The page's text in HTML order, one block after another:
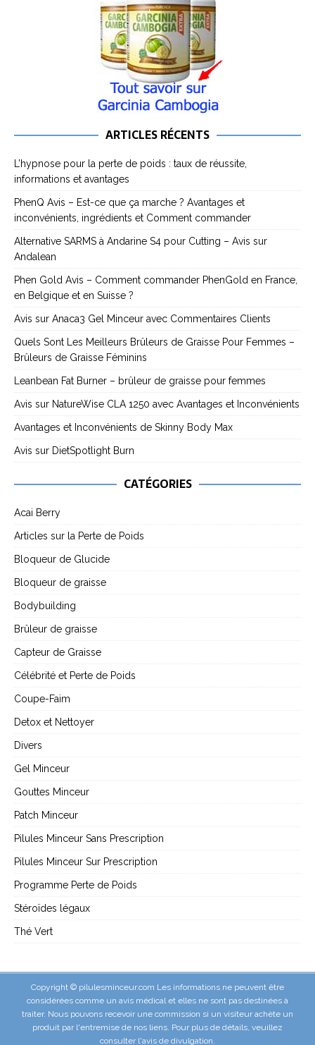
ARTICLES RÉCENTS
L’hypnose pour la perte de poids : taux de réussite,
informations et avantages
PhenQ Avis – Est-ce que ça marche ? Avantages et
inconvénients, ingrédients et Comment commander
Alternative SARMS à Andarine S4 pour Cutting – Avis sur
Andalean
Phen Gold Avis – Comment commander PhenGold en France,
en Belgique et en Suisse ?
Avis sur Anaca3 Gel Minceur avec Commentaires Clients
Quels Sont Les Meilleurs Brûleurs de Graisse Pour Femmes –
Brûleurs de Graisse Féminins
Leanbean Fat Burner – brûleur de graisse pour femmes
Avis sur NatureWise CLA 1250 avec Avantages et Inconvénients
Avantages et Inconvénients de Skinny Body Max
Avis sur DietSpotlight Burn
CATÉGORIES
Acai Berry
Articles sur la Perte de Poids
Bloqueur de Glucide
Bloqueur de graisse
Bodybuilding
Brûleur de graisse
Capteur de Graisse
Célébrité et Perte de Poids
Coupe-Faim
Detox et Nettoyer
Divers
Gel Minceur
Gouttes Minceur
Patch Minceur
Pilules Minceur Sans Prescription
Pilules Minceur Sur Prescription
Programme Perte de Poids
Stéroïdes légaux
Thé Vert
Copyright © pilulesminceur.com Les informations ne peuvent être
considérées comme un avis médical et elles ne sont pas destinées à
traiter. Nous pouvons recevoir une commission si un visiteur achète un
produit par l'entremise de nos liens. Pour plus de détails, veuillez
consulter l'avis de divulgation